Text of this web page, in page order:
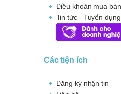
Điều khoản mua bán
Tin tức - Tuyển dụng
Các tiện ích
Đăng ký nhận tin